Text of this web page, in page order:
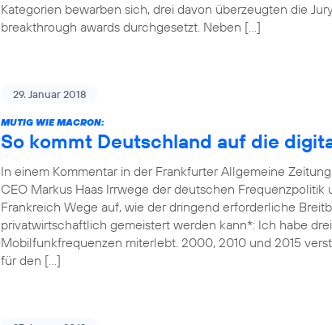
Kategorien bewarben sich, drei davon überzeugten die
breakthrough awards durchgesetzt. Neben […]
29. Januar 2018
MUTIG WIE MACRON:
So kommt Deutschland auf die
In einem Kommentar in der Frankfurter Allgemeine
CEO Markus Haas Irrwege der deutschen Frequenzpolitik
Frankreich Wege auf, wie der dringend erforderliche
privatwirtschaftlich gemeistert werden kann*: Ich habe
Mobilfunkfrequenzen miterlebt. 2000, 2010 und 2015
für den […]